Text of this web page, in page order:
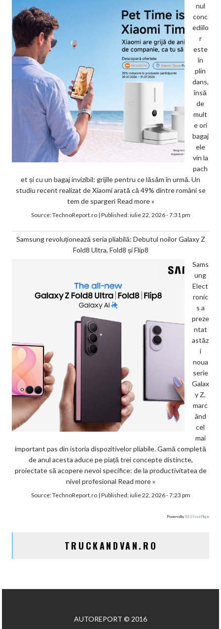
nul
conc
ediilo
r
este
în
plin
dans,
însă
de
mult
e ori
bagaj
ele
vin la
pach
et și cu un bagaj invizibil: grijile pentru ce lăsăm în urmă. Un
studiu recent realizat de Xiaomi arată că 49% dintre români se
tem de spargeri Read more »
Source:TechnoReport.ro| Published:iulie 22, 2026 - 7:31 pm
Samsung revoluționează seria pliabilă: Debutul noilor Galaxy Z
Fold8 Ultra, Fold8 și Flip8
Sams
ung
Elect
ronic
s a
preze
ntat
astăz
i
noua
serie
Galax
y Z,
marc
ând
cel
mai
important pas din istoria dispozitivelor pliabile. Gamă completă
de anul acesta aduce pe piață trei concepte distincte,
proiectate să acopere nevoi specifice: de la productivitatea de
nivel profesional Read more »
Source:TechnoReport.ro| Published:iulie 22, 2026 - 7:23 pm
Powered by RSS Feed Plugin
TRUCKANDVAN.RO
AUTOREPORT © 2016